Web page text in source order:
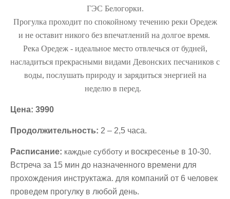
ГЭС Белогорки.
Прогулка проходит по спокойному течению реки Оредеж
и не оставит никого без впечатлений на долгое время.
Река Оредеж - идеальное место отвлечься от будней,
насладиться прекрасными видами Девонских песчаников с
воды, послушать природу и зарядиться энергией на
неделю в перед.
Цена: 3990
Продолжительность: 2 – 2,5 часа.
Расписание: каждые субботу и воскресенье в 10-30.
Встреча за 15 мин до назначенного времени для
прохождения инструктажа. для компаний от 6 человек
проведем прогулку в любой день.